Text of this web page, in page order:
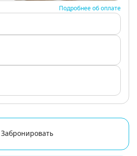
Подробнее об оплате
Забронировать